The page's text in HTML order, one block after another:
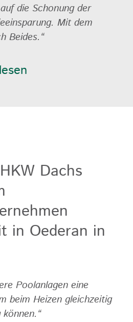
die Schonung der
Mit dem
Beides.“
Dachs
in Oederan in
Poolanlagen eine
beim Heizen gleichzeitig